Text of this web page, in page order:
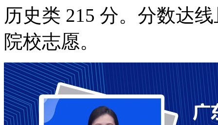
历史类 215 分。分数达
院校志愿。